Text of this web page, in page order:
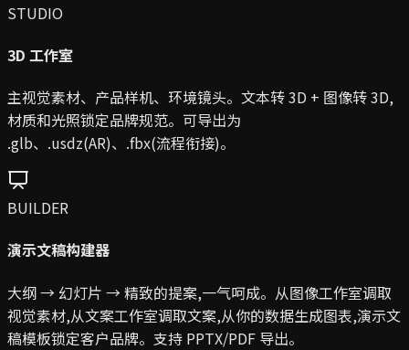
STUDIO
3D 工作室
主视觉素材、产品样机、环境镜头。文本转 3D + 图像转 3D,
材质和光照锁定品牌规范。可导出为
.glb、.usdz(AR)、.fbx(流程衔接)。
BUILDER
演示文稿构建器
大纲 → 幻灯片 → 精致的提案,一气呵成。从图像工作室调取
视觉素材,从文案工作室调取文案,从你的数据生成图表,演示文
稿模板锁定客户品牌。支持 PPTX/PDF 导出。